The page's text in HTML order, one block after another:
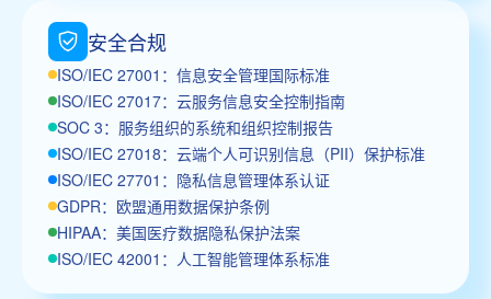
安全合规
ISO/IEC 27001：信息安全管理国际标准
ISO/IEC 27017：云服务信息安全控制指南
SOC 3：服务组织的系统和组织控制报告
ISO/IEC 27018：云端个人可识别信息（PII）保护标准
ISO/IEC 27701：隐私信息管理体系认证
GDPR：欧盟通用数据保护条例
HIPAA：美国医疗数据隐私保护法案
ISO/IEC 42001：人工智能管理体系标准